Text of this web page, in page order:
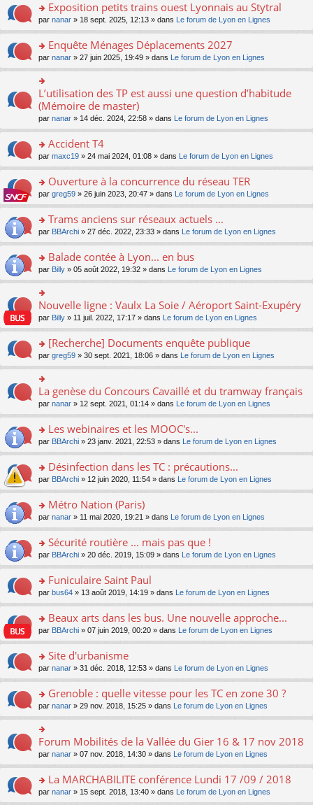
ult
er
le
m
e
s
g
e
n
o
lu
le
pl
u
s
e
nt
o
n
ult
er
le
m
s
a
e
n
o
lu
le
pl
u
s
e
nt
Exposition petits trains ouest Lyonnais au Stytral
par nanar » 18 sept. 2025, 12:13 » dans Le forum de Lyon en Lignes
o
n
s
ult
er
le
m
e
s
a
e
n
o
lu
le
pl
u
s
c
nt
Enquête Ménages Déplacements 2027
par nanar » 27 juin 2025, 19:49 » dans Le forum de Lyon en Lignes
n
s
ult
er
le
m
e
s
a
g
e
n
lu
le
pl
u
s
c
e
nt
L’utilisation des TP est aussi une question d’habitude
(Mémoire de master)
par nanar » 14 déc. 2024, 22:58 » dans Le forum de Lyon en Lignes
o
n
ult
er
le
m
e
a
g
e
n
o
lu
pl
u
s
ré
c
e
nt
Accident T4
par maxc19 » 24 mai 2024, 01:08 » dans Le forum de Lyon en Lignes
o
n
ult
er
le
m
e
s
g
e
n
o
lu
pl
u
s
ré
e
nt
Ouverture à la concurrence du réseau TER
par greg59 » 26 juin 2023, 20:47 » dans Le forum de Lyon en Lignes
o
n
ult
er
le
m
e
s
g
e
n
o
n
le
u
s
ré
e
nt
Trams anciens sur réseaux actuels ...
par BBArchi » 27 déc. 2022, 23:33 » dans Le forum de Lyon en Lignes
o
n
s
ult
er
le
m
e
s
a
e
n
o
n
le
u
s
ré
e
nt
Balade contée à Lyon... en bus
par Billy » 05 août 2022, 19:32 » dans Le forum de Lyon en Lignes
o
n
er
le
m
e
s
a
g
e
n
o
lu
le
pl
u
s
e
nt
Nouvelle ligne : Vaulx La Soie / Aéroport Saint-Exupéry
par Billy » 11 juil. 2022, 17:17 » dans Le forum de Lyon en Lignes
o
n
s
ult
er
le
m
e
s
g
e
n
o
lu
pl
u
s
c
e
nt
[Recherche] Documents enquête publique
par greg59 » 30 sept. 2021, 18:06 » dans Le forum de Lyon en Lignes
n
er
le
m
e
s
a
g
e
n
n
lu
le
pl
u
c
e
nt
La genèse du Concours Cavaillé et du tramway français
par nanar » 12 sept. 2021, 01:14 » dans Le forum de Lyon en Lignes
o
n
ult
er
le
m
e
a
g
e
n
n
le
pl
u
ré
c
e
nt
Les webinaires et les MOOC's...
par BBArchi » 23 janv. 2021, 22:53 » dans Le forum de Lyon en Lignes
o
n
ult
er
le
m
e
a
g
e
n
n
le
pl
u
ré
c
e
nt
Désinfection dans les TC : précautions...
par BBArchi » 12 juin 2020, 11:54 » dans Le forum de Lyon en Lignes
o
n
ult
er
le
m
e
a
g
e
n
n
le
pl
u
s
ré
c
e
nt
Métro Nation (Paris)
par nanar » 11 mai 2020, 19:21 » dans Le forum de Lyon en Lignes
o
n
ult
er
le
m
e
a
g
e
n
n
le
pl
u
s
c
e
Sécurité routière ... mais pas que !
par BBArchi » 20 déc. 2019, 15:09 » dans Le forum de Lyon en Lignes
o
n
ult
er
le
m
e
a
g
e
n
o
lu
pl
u
s
Funiculaire Saint Paul
par bus64 » 13 août 2019, 14:19 » dans Le forum de Lyon en Lignes
o
n
ult
er
le
m
e
s
g
e
n
o
lu
Beaux arts dans les bus. Une nouvelle approche...
par BBArchi » 07 juin 2019, 00:20 » dans Le forum de Lyon en Lignes
o
n
ult
er
le
m
e
s
g
e
Site d'urbanisme
par nanar » 31 déc. 2018, 12:53 » dans Le forum de Lyon en Lignes
o
n
s
ult
er
le
m
e
s
Grenoble : quelle vitesse pour les TC en zone 30 ?
par nanar » 29 nov. 2018, 15:25 » dans Le forum de Lyon en Lignes
o
n
er
le
Forum Mobilités de la Vallée du Gier 16 & 17 nov 2018
par nanar » 07 nov. 2018, 14:30 » dans Le forum de Lyon en Lignes
o
n
La MARCHABILITE conférence Lundi 17 /09 / 2018
par nanar » 15 sept. 2018, 13:40 » dans Le forum de Lyon en Lignes